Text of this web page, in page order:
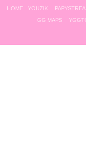
HOME YOUZIK
GG MAPS